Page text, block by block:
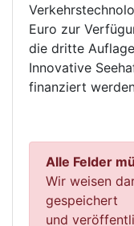
Euro zur
die dritte
Innovative
finanziert
Alle Felder
Wir weisen
gespeichert
und